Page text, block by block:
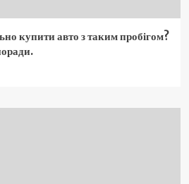
купити авто з таким пробігом?